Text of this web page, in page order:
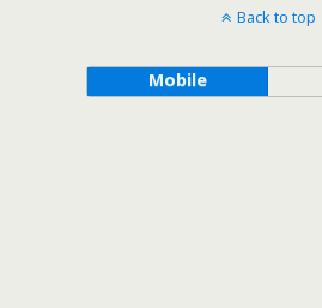
Back to top
Mobile